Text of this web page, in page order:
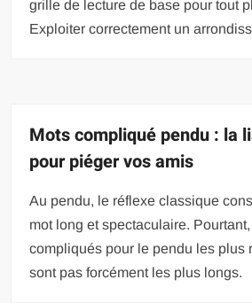
grille de lecture de base pour tout
Exploiter correctement un
Mots compliqué pendu : la
pour piéger vos amis
Au pendu, le réflexe classique
mot long et spectaculaire.
compliqués pour le pendu les plus
sont pas forcément les plus longs.